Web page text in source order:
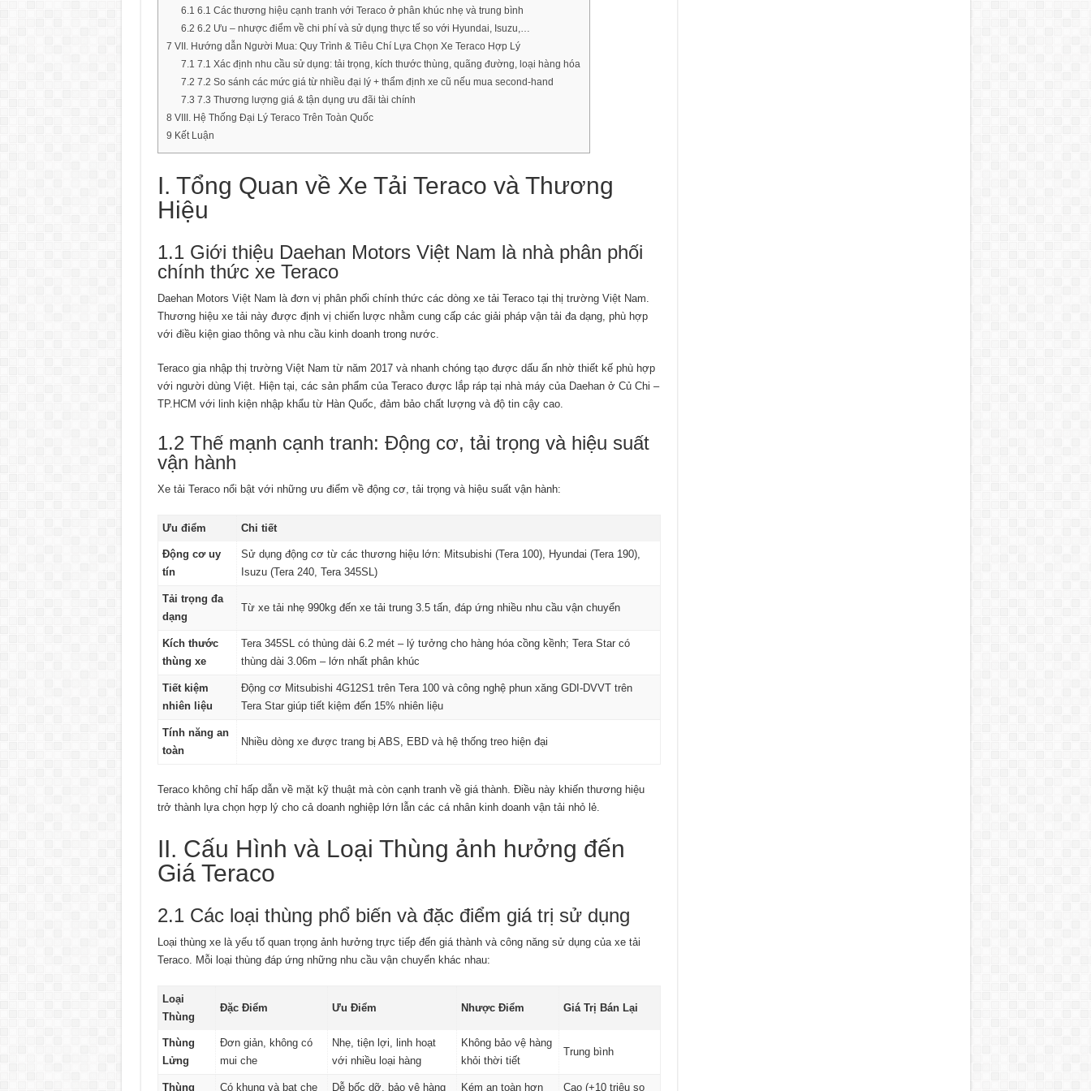
6.1 6.1 Các thương hiệu cạnh tranh với Teraco ở phân khúc nhẹ và trung bình
6.2 6.2 Ưu – nhược điểm về chi phí và sử dụng thực tế so với Hyundai, Isuzu,…
7 VII. Hướng dẫn Người Mua: Quy Trình & Tiêu Chí Lựa Chọn Xe Teraco Hợp Lý
7.1 7.1 Xác định nhu cầu sử dụng: tải trọng, kích thước thùng, quãng đường, loại hàng hóa
7.2 7.2 So sánh các mức giá từ nhiều đại lý + thẩm định xe cũ nếu mua second-hand
7.3 7.3 Thương lượng giá & tận dụng ưu đãi tài chính
8 VIII. Hệ Thống Đại Lý Teraco Trên Toàn Quốc
9 Kết Luận
I. Tổng Quan về Xe Tải Teraco và Thương
Hiệu
1.1 Giới thiệu Daehan Motors Việt Nam là nhà phân phối
chính thức xe Teraco
Daehan Motors Việt Nam là đơn vị phân phối chính thức các dòng xe tải Teraco tại thị trường Việt Nam.
Thương hiệu xe tải này được định vị chiến lược nhằm cung cấp các giải pháp vận tải đa dạng, phù hợp
với điều kiện giao thông và nhu cầu kinh doanh trong nước.
Teraco gia nhập thị trường Việt Nam từ năm 2017 và nhanh chóng tạo được dấu ấn nhờ thiết kế phù hợp
với người dùng Việt. Hiện tại, các sản phẩm của Teraco được lắp ráp tại nhà máy của Daehan ở Củ Chi –
TP.HCM với linh kiện nhập khẩu từ Hàn Quốc, đảm bảo chất lượng và độ tin cậy cao.
1.2 Thế mạnh cạnh tranh: Động cơ, tải trọng và hiệu suất
vận hành
Xe tải Teraco nổi bật với những ưu điểm về động cơ, tải trọng và hiệu suất vận hành:
Ưu điểm Chi tiết
Động cơ uy
tín
Sử dụng động cơ từ các thương hiệu lớn: Mitsubishi (Tera 100), Hyundai (Tera 190),
Isuzu (Tera 240, Tera 345SL)
Tải trọng đa
dạng
Từ xe tải nhẹ 990kg đến xe tải trung 3.5 tấn, đáp ứng nhiều nhu cầu vận chuyển
Kích thước
thùng xe
Tera 345SL có thùng dài 6.2 mét – lý tưởng cho hàng hóa cồng kềnh; Tera Star có
thùng dài 3.06m – lớn nhất phân khúc
Tiết kiệm
nhiên liệu
Động cơ Mitsubishi 4G12S1 trên Tera 100 và công nghệ phun xăng GDI-DVVT trên
Tera Star giúp tiết kiệm đến 15% nhiên liệu
Tính năng an
toàn
Nhiều dòng xe được trang bị ABS, EBD và hệ thống treo hiện đại
Teraco không chỉ hấp dẫn về mặt kỹ thuật mà còn cạnh tranh về giá thành. Điều này khiến thương hiệu
trở thành lựa chọn hợp lý cho cả doanh nghiệp lớn lẫn các cá nhân kinh doanh vận tải nhỏ lẻ.
II. Cấu Hình và Loại Thùng ảnh hưởng đến
Giá Teraco
2.1 Các loại thùng phổ biến và đặc điểm giá trị sử dụng
Loại thùng xe là yếu tố quan trọng ảnh hưởng trực tiếp đến giá thành và công năng sử dụng của xe tải
Teraco. Mỗi loại thùng đáp ứng những nhu cầu vận chuyển khác nhau:
Loại
Thùng
Đặc Điểm Ưu Điểm Nhược Điểm Giá Trị Bán Lại
Thùng
Lửng
Đơn giản, không có
mui che
Nhẹ, tiện lợi, linh hoạt
với nhiều loại hàng
Không bảo vệ hàng
khỏi thời tiết
Trung bình
Thùng Có khung và bạt che Dễ bốc dỡ, bảo vệ hàng Kém an toàn hơn Cao (+10 triệu so